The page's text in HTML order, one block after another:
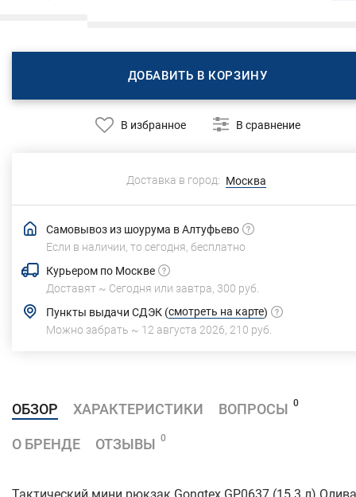
ДОБАВИТЬ В КОРЗИНУ
В избранное В сравнение
Доставка в город: Москва
Самовывоз из шоурума в Алтуфьево
Если в наличии, то сегодня, бесплатно
Курьером по Москве
Доставят ~ Сегодня или завтра, 300 руб.
Пункты выдачи СДЭК (смотреть на карте)
Можно забрать ~ 12 августа 2026 210 руб.
ОБЗОР ХАРАКТЕРИСТИКИ ВОПРОСЫ 0
О БРЕНДЕ ОТЗЫВЫ 0